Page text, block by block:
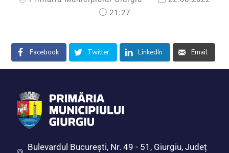
21:27
Facebook Twitter LinkedIn Email
Bulevardul Bucureşti, Nr. 49 - 51, Giurgiu, Județ